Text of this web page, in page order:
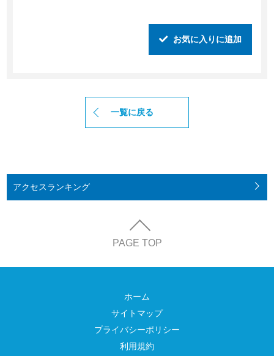
お気に入りに追加
一覧に戻る
アクセスランキング
PAGE TOP
ホーム
サイトマップ
プライバシーポリシー
利用規約